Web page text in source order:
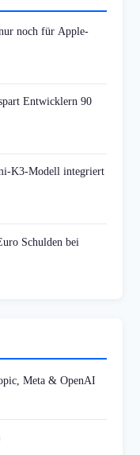
noch für Apple-
Entwicklern 90
K3-Modell integriert
Schulden bei
Meta & OpenAI